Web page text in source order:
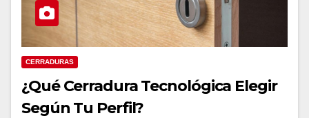
CERRADURAS
¿Qué Cerradura Tecnológica Elegir
Según Tu Perfil?